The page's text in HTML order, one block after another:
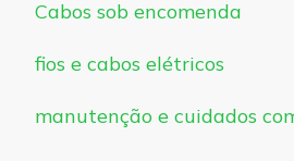
Cabos sob encomenda
fios e cabos elétricos
manutenção e cuidados